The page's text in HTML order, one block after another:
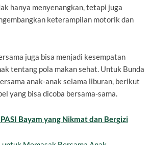
hanya menyenangkan, tetapi juga
keterampilan motorik dan
juga bisa menjadi kesempatan
tentang pola makan sehat. Untuk Bunda
anak-anak selama liburan, berikut
yang bisa dicoba bersama-sama.
Bayam yang Nikmat dan Bergizi